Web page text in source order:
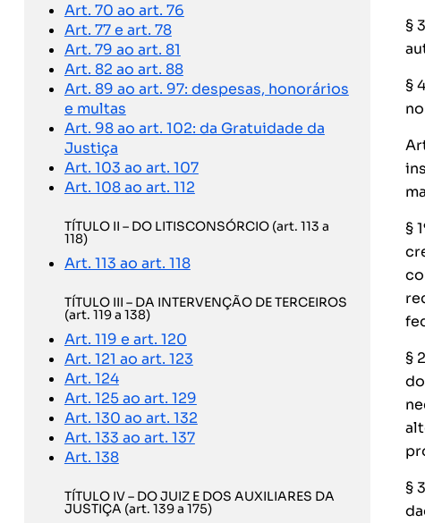
Art. 70 ao art. 76
Art. 77 e art. 78
Art. 79 ao art. 81
Art. 82 ao art. 88
Art. 89 ao art. 97: despesas, honorários
e multas
Art. 98 ao art. 102: da Gratuidade da
Justiça
Art. 103 ao art. 107
Art. 108 ao art. 112
TÍTULO II – DO LITISCONSÓRCIO (art. 113 a
118)
Art. 113 ao art. 118
TÍTULO III – DA INTERVENÇÃO DE TERCEIROS
(art. 119 a 138)
Art. 119 e art. 120
Art. 121 ao art. 123
Art. 124
Art. 125 ao art. 129
Art. 130 ao art. 132
Art. 133 ao art. 137
Art. 138
TÍTULO IV – DO JUIZ E DOS AUXILIARES DA
JUSTIÇA (art. 139 a 175)
§
§
§
§
§